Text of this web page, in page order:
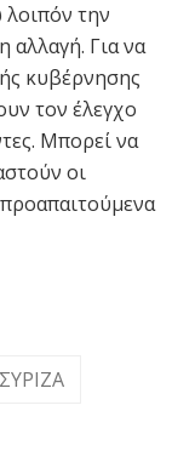
λοιπόν την
αλλαγή. Για να
κυβέρνησης
τον έλεγχο
Μπορεί να
οι
ΣΥΡΙΖΑ